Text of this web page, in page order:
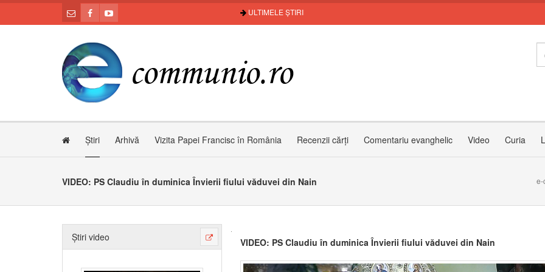
ULTIMELE ȘTIRI
Știri Arhivă Vizita Papei Francisc în România Recenzii cărți Comentariu evanghelic Video Curia
VIDEO: PS Claudiu în duminica Învierii fiului văduvei din Nain e-
Știri video VIDEO: PS Claudiu în duminica Învierii fiului văduvei din Nain